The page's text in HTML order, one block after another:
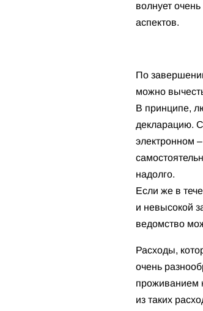
волнует
аспектов.
По
можно
В принципе,
декларацию.
электронном
надолго.
Если же в
и невысокой
ведомство
Расходы,
очень
проживанием
из таких